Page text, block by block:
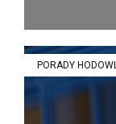
PORADY